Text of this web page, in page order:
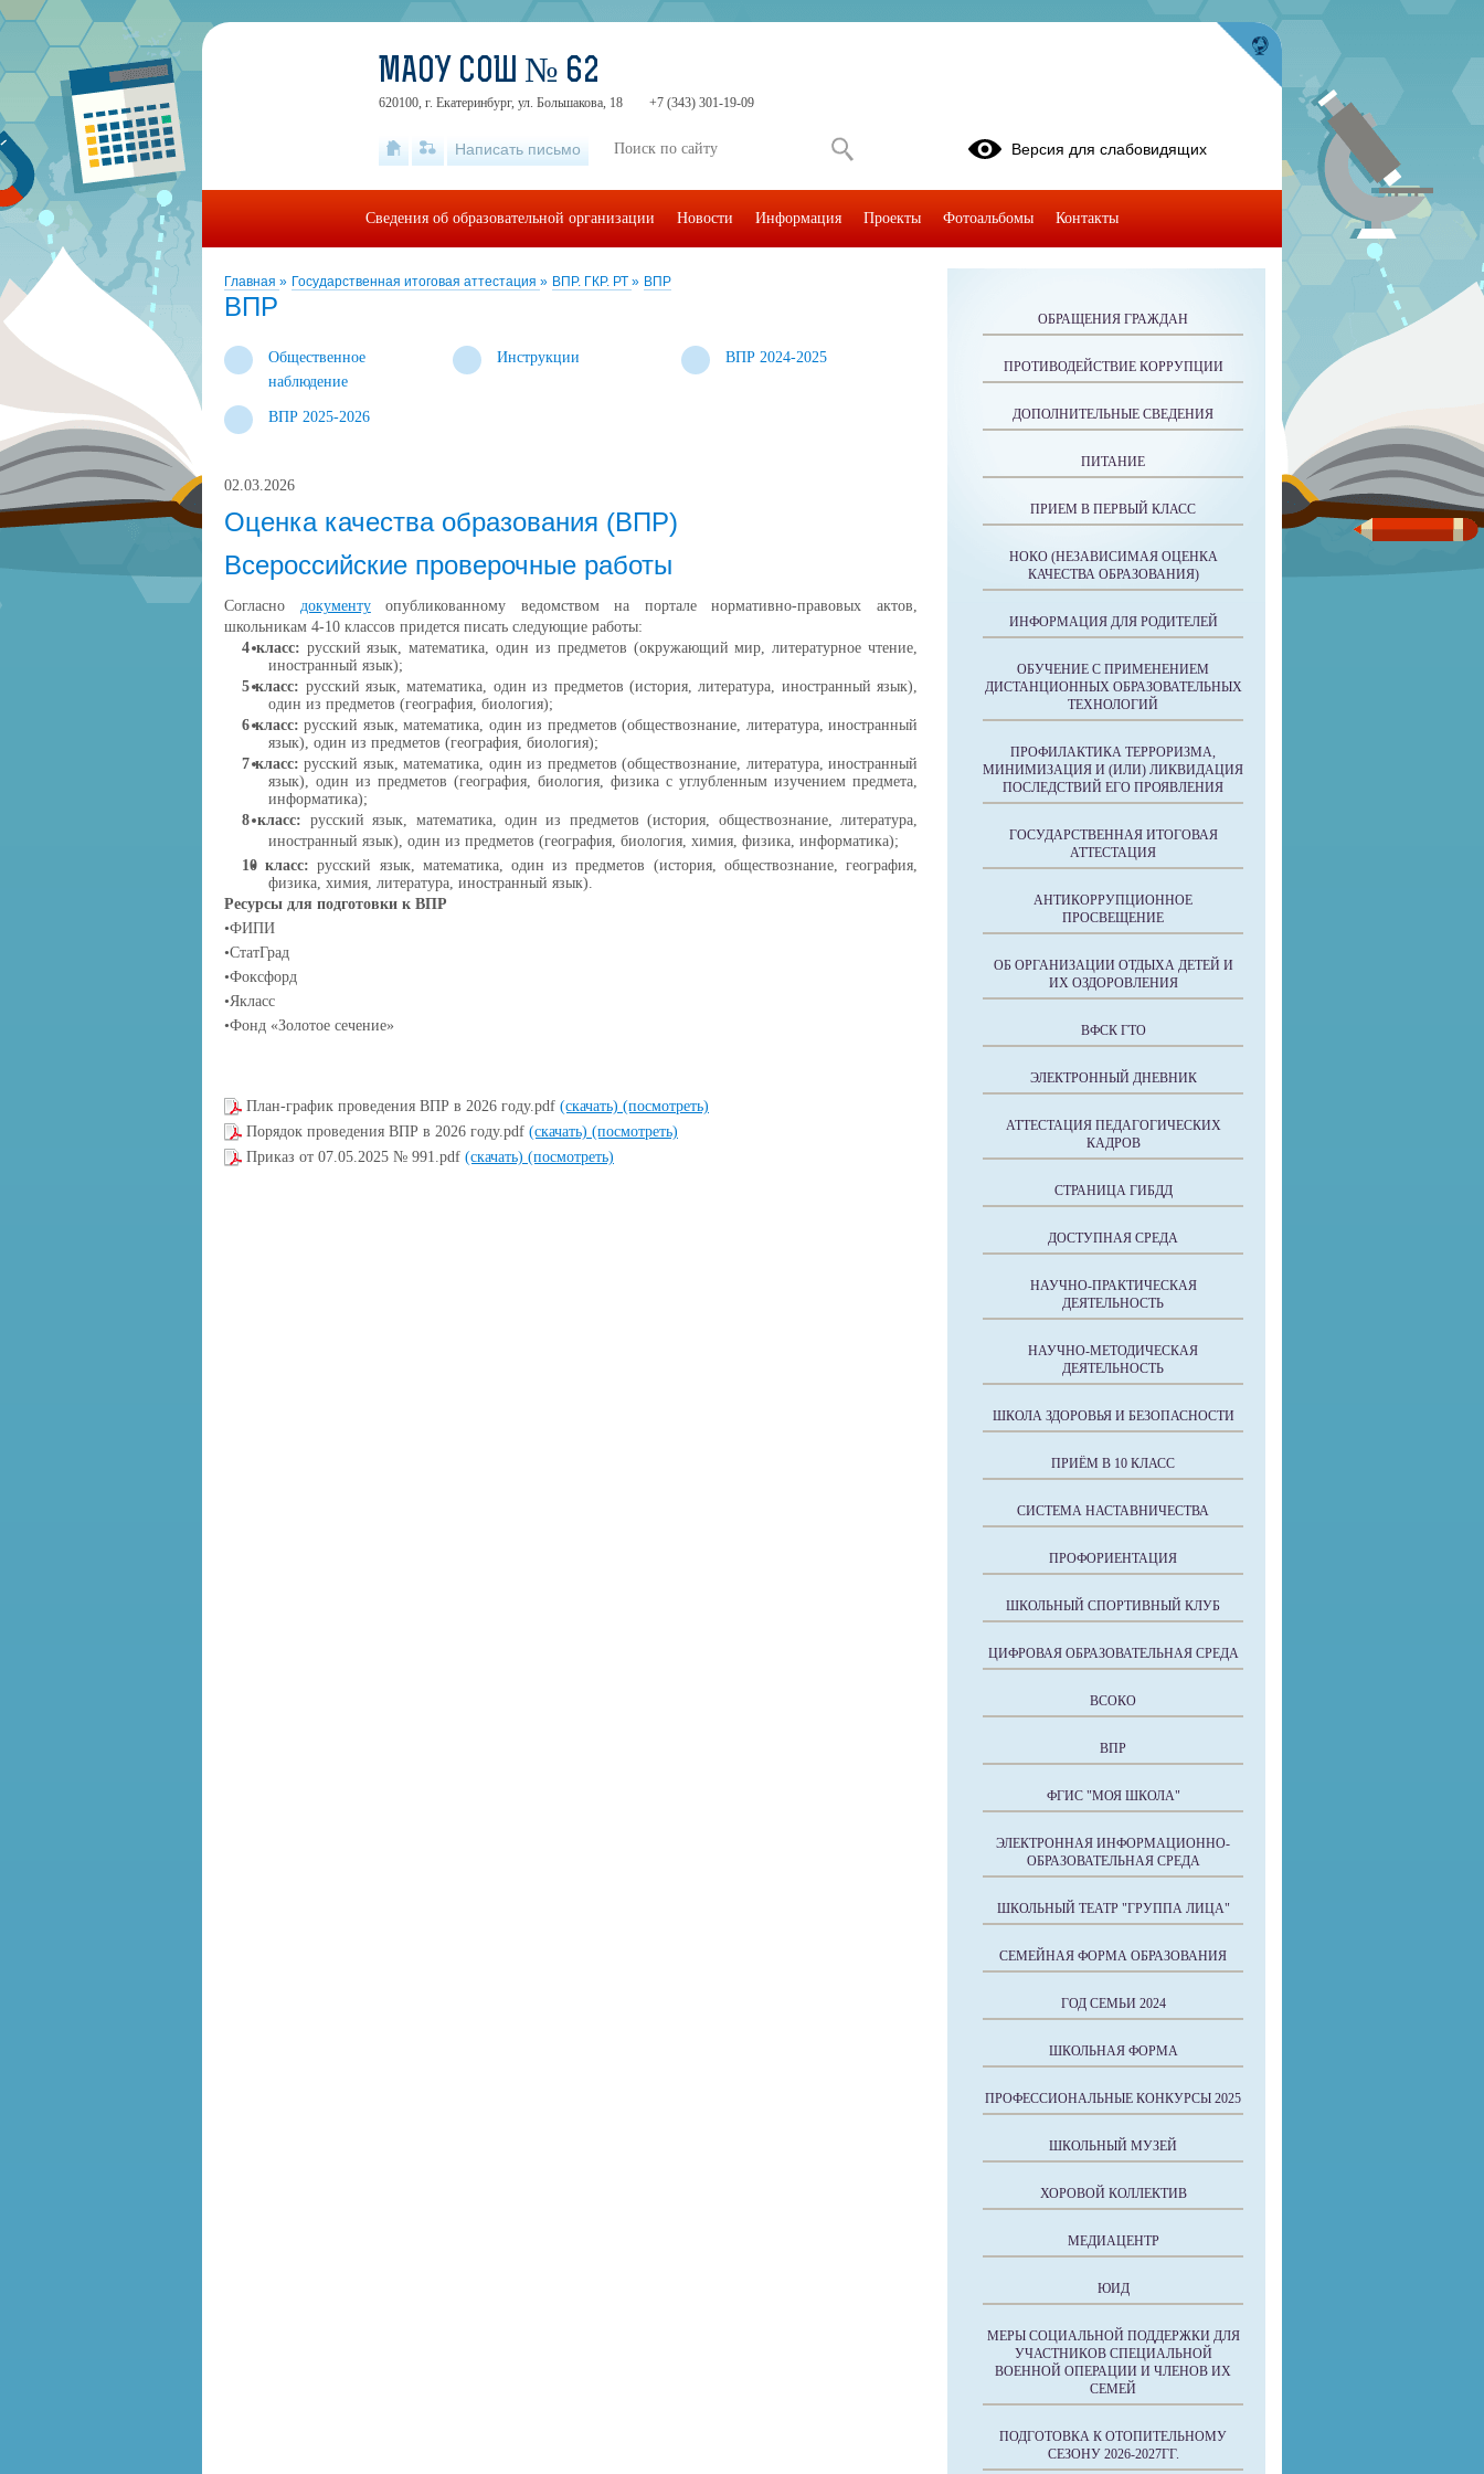
Главная » Государственная итоговая аттестация » ВПР. ГКР. РТ » ВПР
ВПР
Общественное
наблюдение
Инструкции ВПР 2024-2025
ВПР 2025-2026
02.03.2026
Оценка качества образования (ВПР)
Всероссийские проверочные работы
Согласно документу
опубликованному ведомством на портале нормативно-правовых актов,
школьникам 4-10 классов придется писать следующие работы:
4 класс: русский язык, математика, один из предметов (окружающий мир, литературное чтение,
иностранный язык);
5 класс: русский язык, математика, один из предметов (история, литература, иностранный язык),
один из предметов (география, биология);
6 класс: русский язык, математика, один из предметов (обществознание, литература, иностранный
язык), один из предметов (география, биология);
7 класс: русский язык, математика, один из предметов (обществознание, литература, иностранный
язык), один из предметов (география, биология, физика с углубленным изучением предмета,
информатика);
8 класс: русский язык, математика, один из предметов (история, обществознание, литература,
иностранный язык), один из предметов (география, биология, химия, физика, информатика);
10 класс: русский язык, математика, один из предметов (история, обществознание, география,
физика, химия, литература, иностранный язык).
Ресурсы для подготовки к ВПР
•ФИПИ
•СтатГрад
•Фоксфорд
•Якласс
•Фонд «Золотое сечение»
План-график проведения ВПР в 2026 году.pdf (скачать) (посмотреть)
Порядок проведения ВПР в 2026 году.pdf (скачать) (посмотреть)
Приказ от 07.05.2025 № 991.pdf (скачать) (посмотреть)
ОБРАЩЕНИЯ ГРАЖДАН
ПРОТИВОДЕЙСТВИЕ КОРРУПЦИИ
ДОПОЛНИТЕЛЬНЫЕ СВЕДЕНИЯ
ПИТАНИЕ
ПРИЕМ В ПЕРВЫЙ КЛАСС
НОКО (НЕЗАВИСИМАЯ ОЦЕНКА
КАЧЕСТВА ОБРАЗОВАНИЯ)
ИНФОРМАЦИЯ ДЛЯ РОДИТЕЛЕЙ
ОБУЧЕНИЕ С ПРИМЕНЕНИЕМ
ДИСТАНЦИОННЫХ ОБРАЗОВАТЕЛЬНЫХ
ТЕХНОЛОГИЙ
ПРОФИЛАКТИКА ТЕРРОРИЗМА,
МИНИМИЗАЦИЯ И (ИЛИ) ЛИКВИДАЦИЯ
ПОСЛЕДСТВИЙ ЕГО ПРОЯВЛЕНИЯ
ГОСУДАРСТВЕННАЯ ИТОГОВАЯ
АТТЕСТАЦИЯ
АНТИКОРРУПЦИОННОЕ
ПРОСВЕЩЕНИЕ
ОБ ОРГАНИЗАЦИИ ОТДЫХА ДЕТЕЙ И
ИХ ОЗДОРОВЛЕНИЯ
ВФСК ГТО
ЭЛЕКТРОННЫЙ ДНЕВНИК
АТТЕСТАЦИЯ ПЕДАГОГИЧЕСКИХ
КАДРОВ
СТРАНИЦА ГИБДД
ДОСТУПНАЯ СРЕДА
НАУЧНО-ПРАКТИЧЕСКАЯ
ДЕЯТЕЛЬНОСТЬ
НАУЧНО-МЕТОДИЧЕСКАЯ
ДЕЯТЕЛЬНОСТЬ
ШКОЛА ЗДОРОВЬЯ И БЕЗОПАСНОСТИ
ПРИЁМ В 10 КЛАСС
СИСТЕМА НАСТАВНИЧЕСТВА
ПРОФОРИЕНТАЦИЯ
ШКОЛЬНЫЙ СПОРТИВНЫЙ КЛУБ
ЦИФРОВАЯ ОБРАЗОВАТЕЛЬНАЯ СРЕДА
ВСОКО
ВПР
ФГИС "МОЯ ШКОЛА"
ЭЛЕКТРОННАЯ ИНФОРМАЦИОННО-
ОБРАЗОВАТЕЛЬНАЯ СРЕДА
ШКОЛЬНЫЙ ТЕАТР "ГРУППА ЛИЦА"
СЕМЕЙНАЯ ФОРМА ОБРАЗОВАНИЯ
ГОД СЕМЬИ 2024
ШКОЛЬНАЯ ФОРМА
ПРОФЕССИОНАЛЬНЫЕ КОНКУРСЫ 2025
ШКОЛЬНЫЙ МУЗЕЙ
ХОРОВОЙ КОЛЛЕКТИВ
МЕДИАЦЕНТР
ЮИД
МЕРЫ СОЦИАЛЬНОЙ ПОДДЕРЖКИ ДЛЯ
УЧАСТНИКОВ СПЕЦИАЛЬНОЙ
ВОЕННОЙ ОПЕРАЦИИ И ЧЛЕНОВ ИХ
СЕМЕЙ
ПОДГОТОВКА К ОТОПИТЕЛЬНОМУ
СЕЗОНУ 2026-2027ГГ.
МАОУ СОШ № 62
620100, г. Екатеринбург, ул. Большакова, 18 +7 (343) 301-19-09
Написать письмо Версия для слабовидящих
Сведения об образовательной организации Новости Информация Проекты Фотоальбомы Контакты